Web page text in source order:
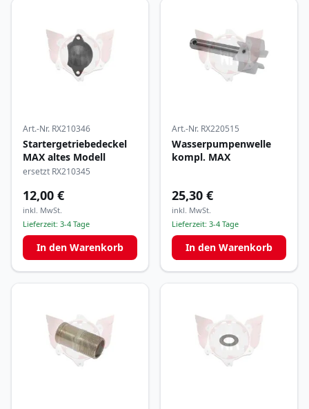
Art.-Nr. RX210346
Startergetriebedeckel
MAX altes Modell
ersetzt RX210345
12,00 €
inkl. MwSt.
Lieferzeit: 3-4 Tage
In den Warenkorb
Art.-Nr. RX220515
Wasserpumpenwelle
kompl. MAX
25,30 €
inkl. MwSt.
Lieferzeit: 3-4 Tage
In den Warenkorb